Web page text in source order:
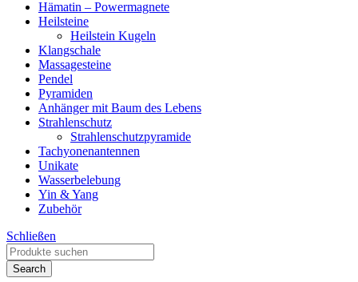
Hämatin – Powermagnete
Heilsteine
Heilstein Kugeln
Klangschale
Massagesteine
Pendel
Pyramiden
Anhänger mit Baum des Lebens
Strahlenschutz
Strahlenschutzpyramide
Tachyonenantennen
Unikate
Wasserbelebung
Yin & Yang
Zubehör
Schließen
Search